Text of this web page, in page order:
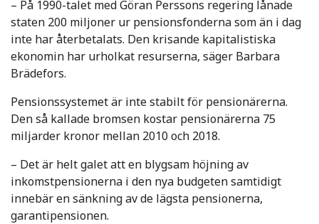
– På 1990-talet med Göran Perssons regering lånade
staten 200 miljoner ur pensionsfonderna som än i dag
inte har återbetalats. Den krisande kapitalistiska
ekonomin har urholkat resurserna, säger Barbara
Brädefors.
Pensionssystemet är inte stabilt för pensionärerna.
Den så kallade bromsen kostar pensionärerna 75
miljarder kronor mellan 2010 och 2018.
– Det är helt galet att en blygsam höjning av
inkomstpensionerna i den nya budgeten samtidigt
innebär en sänkning av de lägsta pensionerna,
garantipensionen.